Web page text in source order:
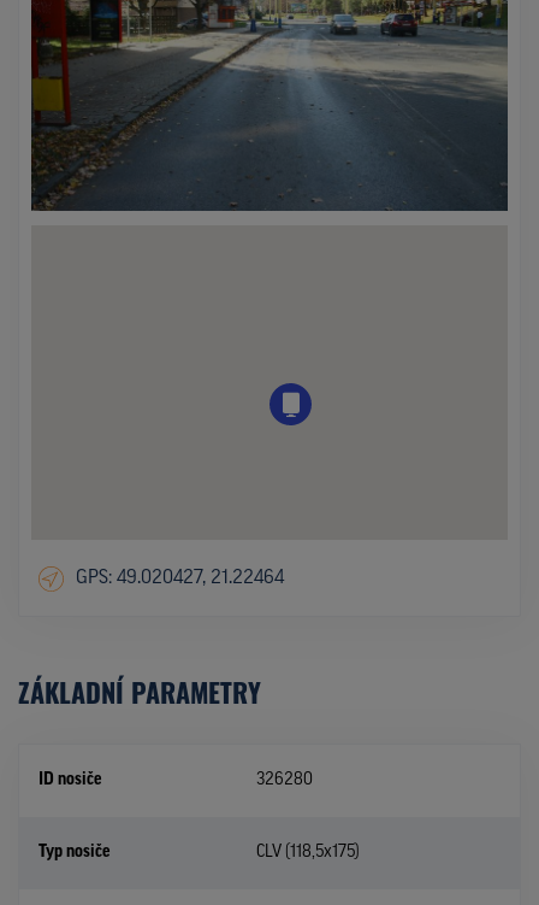
GPS: 49.020427, 21.22464
ZÁKLADNÍ PARAMETRY
ID nosiče 326280
Typ nosiče CLV (118,5x175)